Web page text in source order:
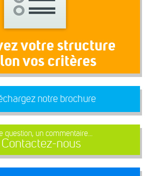
votre structure
vos critères
notre brochure
question, un commentaire...
Contactez-nous